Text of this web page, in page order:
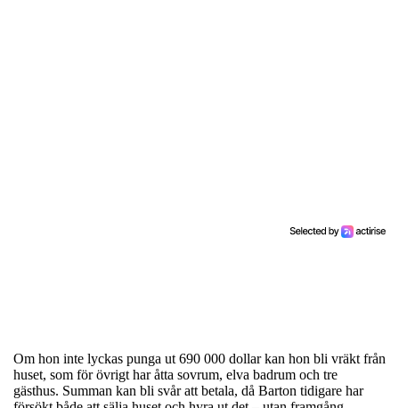
Om hon inte lyckas punga ut 690 000 dollar kan hon bli vräkt från
huset, som för övrigt har åtta sovrum, elva badrum och tre
gästhus. Summan kan bli svår att betala, då Barton tidigare har